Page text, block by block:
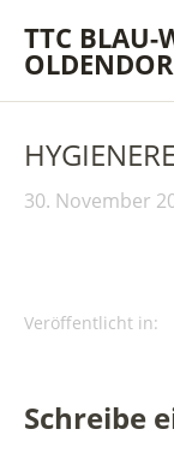
TTC BLAU-
30. November
Veröffentlicht in:
Schreibe